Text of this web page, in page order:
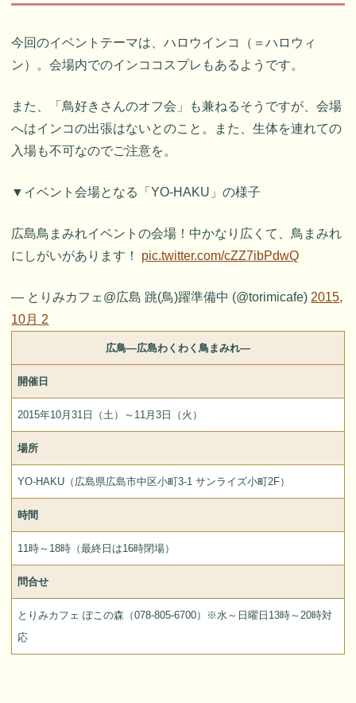
今回のイベントテーマは、ハロウインコ（＝ハロウィ
ン）。会場内でのインココスプレもあるようです。
また、「鳥好きさんのオフ会」も兼ねるそうですが、会場
へはインコの出張はないとのこと。また、生体を連れての
入場も不可なのでご注意を。
▼イベント会場となる「YO-HAKU」の様子
広島鳥まみれイベントの会場！中かなり広くて、鳥まみれ
にしがいがあります！ pic.twitter.com/cZZ7ibPdwQ
— とりみカフェ@広島 跳(鳥)躍準備中 (@torimicafe) 2015,
10月 2
広鳥―広島わくわく鳥まみれ―
開催日
2015年10月31日（土）～11月3日（火）
場所
YO-HAKU（広島県広島市中区小町3-1 サンライズ小町2F）
時間
11時～18時（最終日は16時閉場）
問合せ
とりみカフェ ぽこの森（078-805-6700）※水～日曜日13時～20時対
応